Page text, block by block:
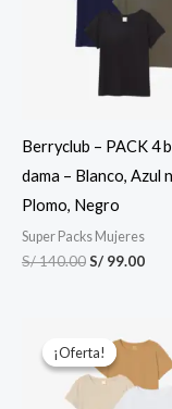
Berryclub – PACK 4
dama – Blanco, Azul
Plomo, Negro
Super Packs Mujeres
S/140.00S/ 99.00
¡Oferta!
¡Oferta!
precio
original
era:
S/ 140.00.
es: